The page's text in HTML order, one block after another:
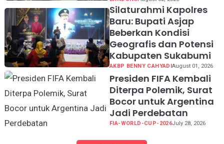
Silaturahmi Kapolres
Baru: Bupati Asjap
Beberkan Kondisi
Geografis dan Potensi
Kabupaten Sukabumi
AKBP BENNY CAHYADIAugust 01, 2026
Presiden FIFA Kembali
Diterpa Polemik, Surat
Bocor untuk Argentina
Jadi Perdebatan
FIA-WORLD-CUP-2026July 28, 2026